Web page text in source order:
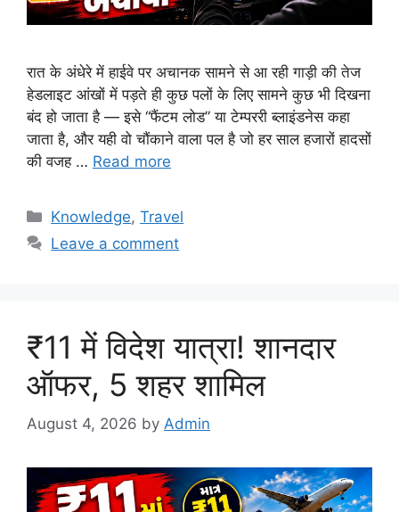
रात के अंधेरे में हाईवे पर अचानक सामने से आ रही गाड़ी की तेज
हेडलाइट आंखों में पड़ते ही कुछ पलों के लिए सामने कुछ भी दिखना
बंद हो जाता है — इसे “फैंटम लोड” या टेम्पररी ब्लाइंडनेस कहा
जाता है, और यही वो चौंकाने वाला पल है जो हर साल हजारों हादसों
की वजह … Read more
Categories
Knowledge,Travel
Leave a comment
₹11 में विदेश यात्रा! शानदार
ऑफर, 5 शहर शामिल
August 4, 2026 by Admin